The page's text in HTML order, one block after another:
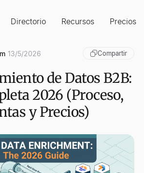
Directorio Recursos Precios
13/5/2026 Compartir
de Datos B2B:
2026 (Proceso,
y Precios)